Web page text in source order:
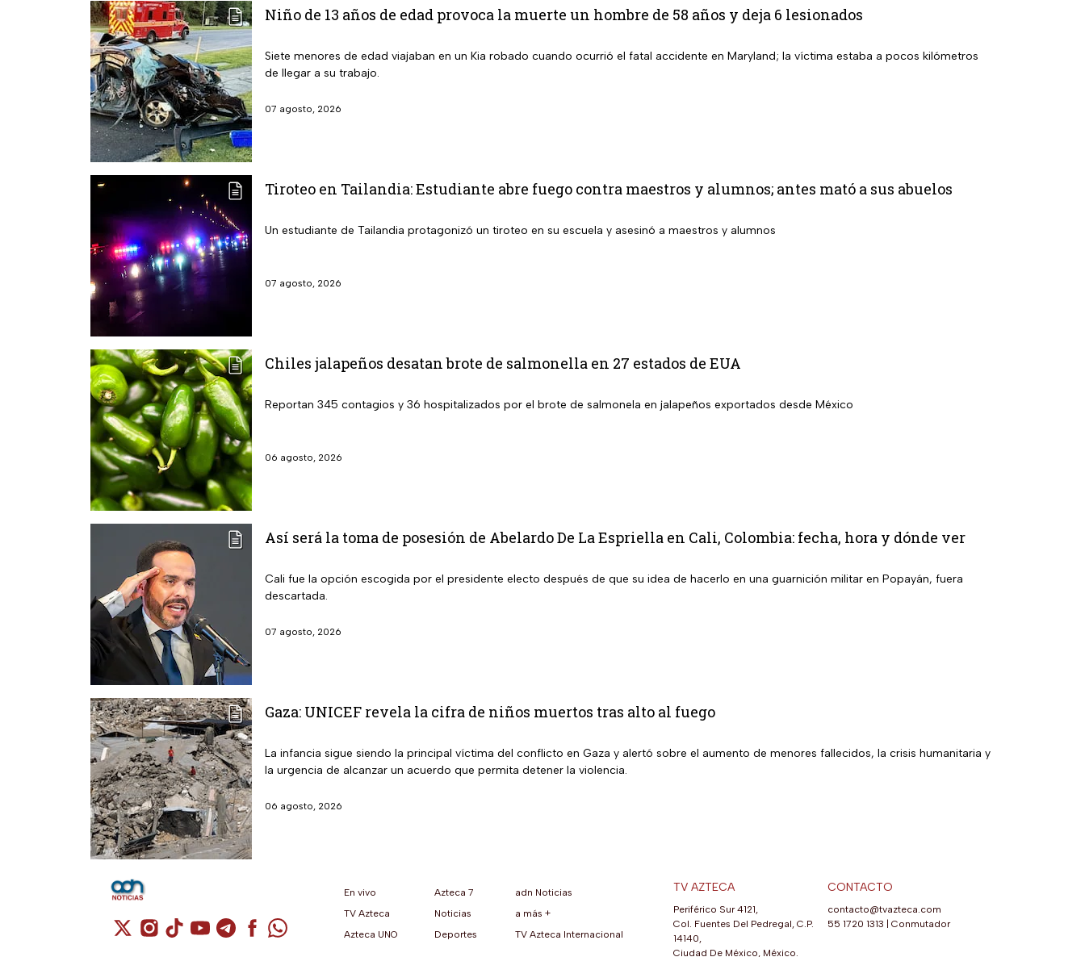
Niño de 13 años de edad provoca la muerte un hombre de 58 años y deja 6 lesionados
Siete menores de edad viajaban en un Kia robado cuando ocurrió el fatal accidente en Maryland; la víctima estaba a pocos kilómetros
de llegar a su trabajo.
07 agosto, 2026
Tiroteo en Tailandia: Estudiante abre fuego contra maestros y alumnos; antes mató a sus abuelos
Un estudiante de Tailandia protagonizó un tiroteo en su escuela y asesinó a maestros y alumnos
07 agosto, 2026
Chiles jalapeños desatan brote de salmonella en 27 estados de EUA
Reportan 345 contagios y 36 hospitalizados por el brote de salmonela en jalapeños exportados desde México
06 agosto, 2026
Así será la toma de posesión de Abelardo De La Espriella en Cali, Colombia: fecha, hora y dónde ver
Cali fue la opción escogida por el presidente electo después de que su idea de hacerlo en una guarnición militar en Popayán, fuera
descartada.
07 agosto, 2026
Gaza: UNICEF revela la cifra de niños muertos tras alto al fuego
La infancia sigue siendo la principal víctima del conflicto en Gaza y alertó sobre el aumento de menores fallecidos, la crisis humanitaria y
la urgencia de alcanzar un acuerdo que permita detener la violencia.
06 agosto, 2026
Cuenta de X / Twitter (se abre en una nueva pestaña)
Cuenta de Instagram (se abre en una nueva pestaña)
Cuenta de TikTok (se abre en una nueva pestaña)
Cuenta de YouTube (se abre en una nueva pestaña)
Cuenta de Telegram (se abre en una nueva pestaña)
Cuenta de Facebook (se abre en una nueva pestaña)
Cuenta de WhatsApp (se abre en una nueva pestaña)
En vivo
TV Azteca
Azteca UNO
Azteca 7
Noticias
Deportes
adn Noticias
a más +
TV Azteca Internacional
TV AZTECA
Periférico Sur 4121,
Col. Fuentes Del Pedregal, C.P.
14140,
Ciudad De México, México.
CONTACTO
contacto@tvazteca.com
55 1720 1313
Conmutador